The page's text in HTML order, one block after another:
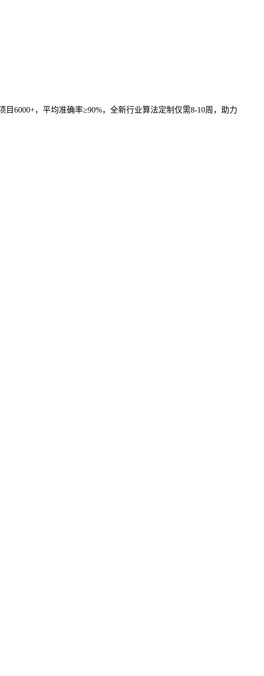
6000+，平均准确率≥90%，全新行业算法定制仅需8-10周，助力